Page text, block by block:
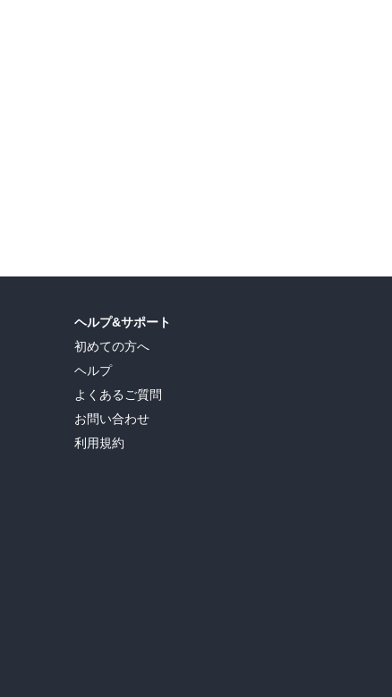
ヘルプ&サポート
初めての方へ
ヘルプ
よくあるご質問
お問い合わせ
利用規約